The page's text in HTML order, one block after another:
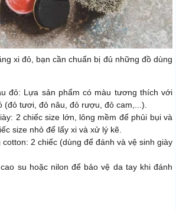
xi đỏ, bạn cần chuẩn bị đủ những đồ dùng
đỏ: Lựa sản phẩm có màu tương thích với
(đỏ tươi, đỏ nâu, đỏ rượu, đỏ cam,...).
2 chiếc size lớn, lông mềm để phủi bụi và
size nhỏ để lấy xi và xử lý kẽ.
cotton: 2 chiếc (dùng để đánh và vệ sinh giày
su hoặc nilon để bảo vệ da tay khi đánh